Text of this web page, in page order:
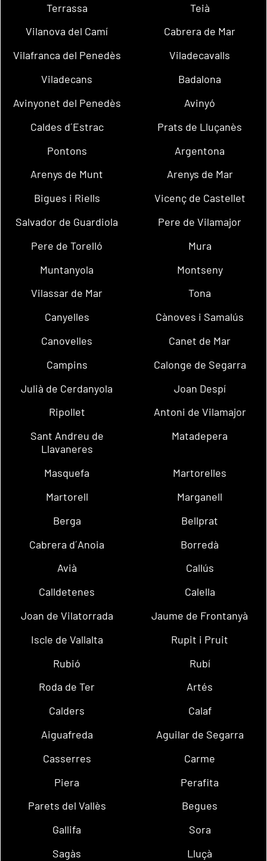
Terrassa
Teià
Vilanova del Camí
Cabrera de Mar
Vilafranca del Penedès
Viladecavalls
Viladecans
Badalona
Avinyonet del Penedès
Avinyó
Caldes d´Estrac
Prats de Lluçanès
Pontons
Argentona
Arenys de Munt
Arenys de Mar
Bigues i Riells
Vicenç de Castellet
Salvador de Guardiola
Pere de Vilamajor
Pere de Torelló
Mura
Muntanyola
Montseny
Vilassar de Mar
Tona
Canyelles
Cànoves i Samalús
Canovelles
Canet de Mar
Campins
Calonge de Segarra
Julià de Cerdanyola
Joan Despí
Ripollet
Antoni de Vilamajor
Sant Andreu de
Llavaneres
Matadepera
Masquefa
Martorelles
Martorell
Marganell
Berga
Bellprat
Cabrera d´Anoia
Borredà
Avià
Callús
Calldetenes
Calella
Joan de Vilatorrada
Jaume de Frontanyà
Iscle de Vallalta
Rupit i Pruit
Rubió
Rubí
Roda de Ter
Artés
Calders
Calaf
Aiguafreda
Aguilar de Segarra
Casserres
Carme
Piera
Perafita
Parets del Vallès
Begues
Gallifa
Sora
Sagàs
Lluçà